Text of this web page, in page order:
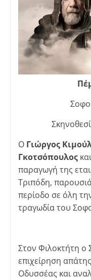
Ο Γιώργος
Γκοτσόπουλος
παραγωγή της
Τριπόδη,
περίοδο σε όλη
τραγωδία του
Στον Φιλοκτήτη ο
επιχείρηση
Οδυσσέας και